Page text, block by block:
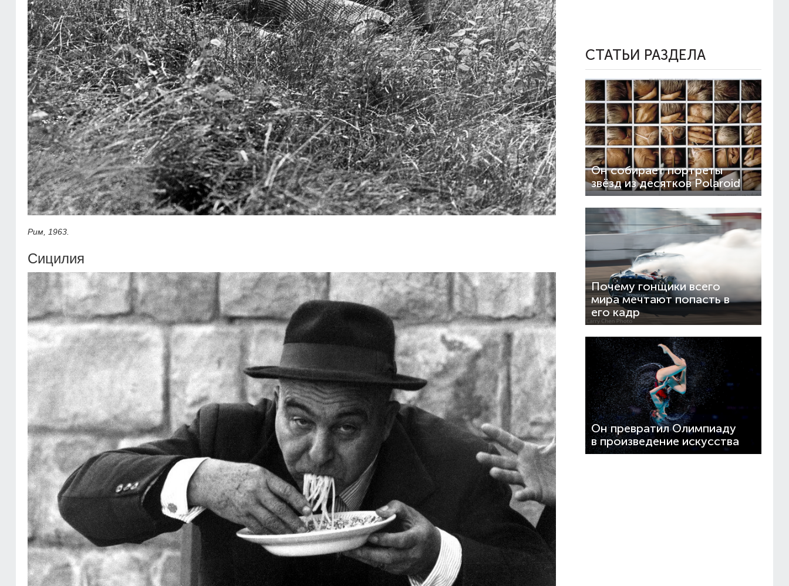
Рим, 1963.
Сицилия
СТАТЬИ РАЗДЕЛА
Он собирает портреты
звёзд из десятков Polaroid
Почему гонщики всего
мира мечтают попасть в
его кадр
Он превратил Олимпиаду
в произведение искусства